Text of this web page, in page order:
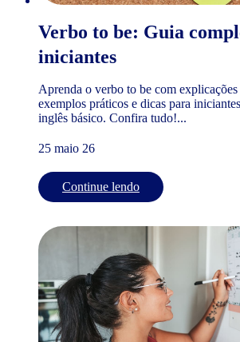
Verbo to be: Guia
iniciantes
Aprenda o verbo to be com explicações
exemplos práticos e dicas para
inglês básico. Confira tudo!...
25 maio 26
Continue lendo